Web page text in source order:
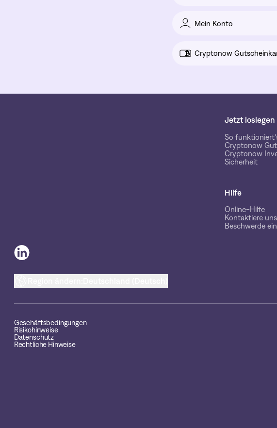
Mein Konto
Cryptonow
Jetzt loslegen
So
Cryptonow
Cryptonow
Sicherheit
Hilfe
Online-Hilfe
Kontaktiere uns
Beschwerde
Geschäftsbedingungen
Risikohinweise
Datenschutz
Rechtliche Hinweise